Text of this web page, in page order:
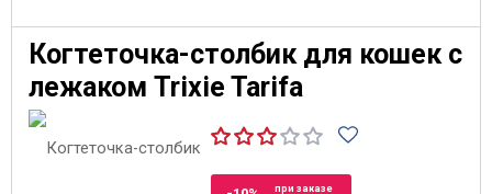
Когтеточка-столбик для кошек с
лежаком Trixie Tarifa
при заказе